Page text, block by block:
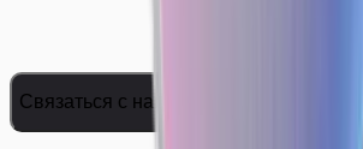
Связаться с нами